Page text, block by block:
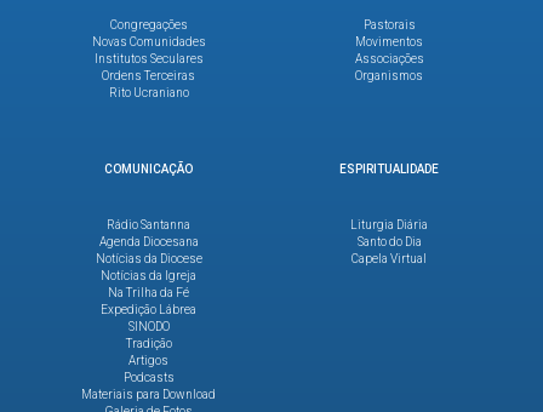
Congregações
Novas Comunidades
Institutos Seculares
Ordens Terceiras
Rito Ucraniano
Pastorais
Movimentos
Associações
Organismos
COMUNICAÇÃO
Rádio Santanna
Agenda Diocesana
Notícias da Diocese
Notícias da Igreja
Na Trilha da Fé
Expedição Lábrea
SINODO
Tradição
Artigos
Podcasts
Materiais para Download
ESPIRITUALIDADE
Liturgia Diária
Santo do Dia
Capela Virtual